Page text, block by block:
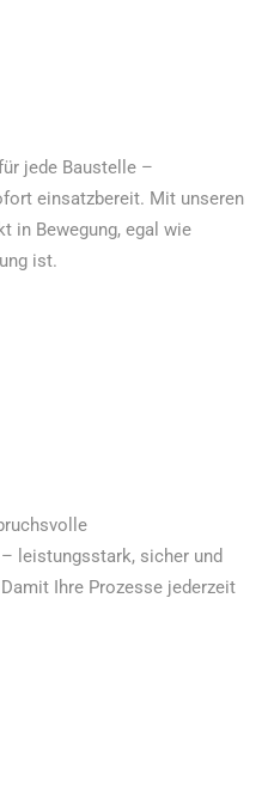
jede Baustelle –
einsatzbereit. Mit unseren
in Bewegung, egal wie
ist.
leistungsstark, sicher und
Ihre Prozesse jederzeit